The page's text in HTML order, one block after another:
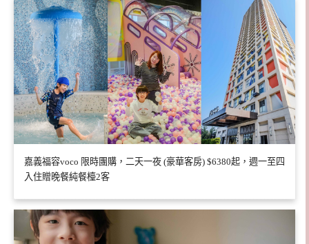
嘉義福容voco 限時團購，二天一夜 (豪華客房) $6380起，週一至四
入住贈晚餐純餐檯2客